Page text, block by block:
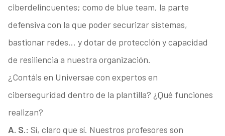
ciberdelincuentes; como de blue team, la parte
defensiva con la que poder securizar sistemas,
bastionar redes… y dotar de protección y capacidad
de resiliencia a nuestra organización.
¿Contáis en Universae con expertos en
ciberseguridad dentro de la plantilla? ¿Qué funciones
realizan?
A. S.: Sí, claro que sí. Nuestros profesores son